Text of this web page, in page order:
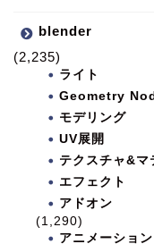
blender
(2,235)
ライト
Geometry
モデリング
UV展開
テクスチャ&マ
エフェクト
アドオン
(1,290)
アニメーション